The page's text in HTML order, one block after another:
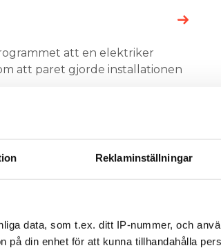
Reklaminställningar
data, som t.ex. ditt IP-nummer, och
på din enhet för att kunna tillhandahålla
att en elektriker
att paret gjorde installationen
framöver.”
och bevakningar rakt ner i